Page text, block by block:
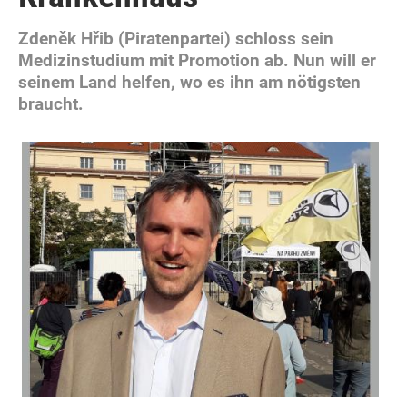
Zdeněk Hřib (Piratenpartei) schloss sein
Medizinstudium mit Promotion ab. Nun will er
seinem Land helfen, wo es ihn am nötigsten
braucht.